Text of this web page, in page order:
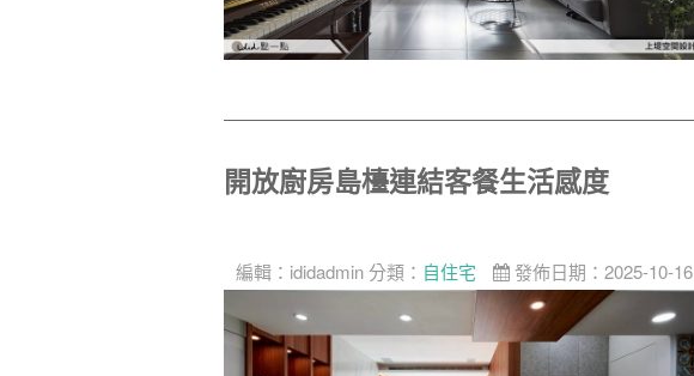
開放廚房島檯連結客餐生活感度
編輯： ididadmin 分類： 自住宅 發佈日期：2025-10-16